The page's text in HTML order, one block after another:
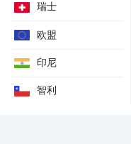
非洲贸易活力指标
IAI原铝产量
周度豆粕库存
豆油港口库存
瑞士
欧盟
印尼
智利